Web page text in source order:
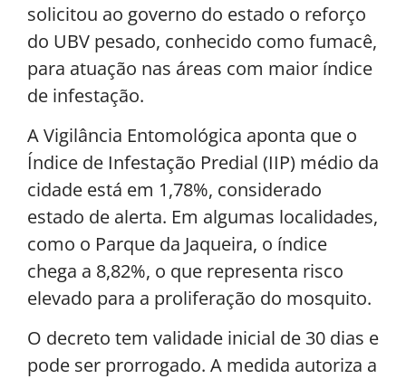
solicitou ao governo do estado o reforço
do UBV pesado, conhecido como fumacê,
para atuação nas áreas com maior índice
de infestação.
A Vigilância Entomológica aponta que o
Índice de Infestação Predial (IIP) médio da
cidade está em 1,78%, considerado
estado de alerta. Em algumas localidades,
como o Parque da Jaqueira, o índice
chega a 8,82%, o que representa risco
elevado para a proliferação do mosquito.
O decreto tem validade inicial de 30 dias e
pode ser prorrogado. A medida autoriza a